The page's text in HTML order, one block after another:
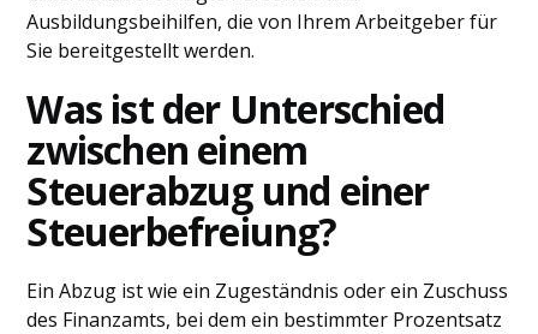
Ausbildungsbeihilfen, die von Ihrem Arbeitgeber für
Sie bereitgestellt werden.
Was ist der Unterschied
zwischen einem
Steuerabzug und einer
Steuerbefreiung?
Ein Abzug ist wie ein Zugeständnis oder ein Zuschuss
des Finanzamts, bei dem ein bestimmter Prozentsatz